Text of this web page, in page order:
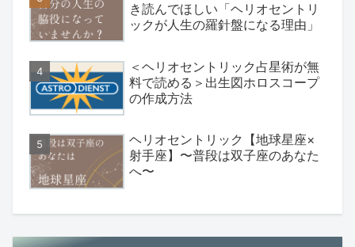
き読んでほしい「ヘリオセントリ
ックが人生の羅針盤になる理由」
＜ヘリオセントリック占星術が無
料で読める＞出生図ホロスコープ
の作成方法
ヘリオセントリック【地球星座×
射手座】〜普段は双子座のあなた
へ〜